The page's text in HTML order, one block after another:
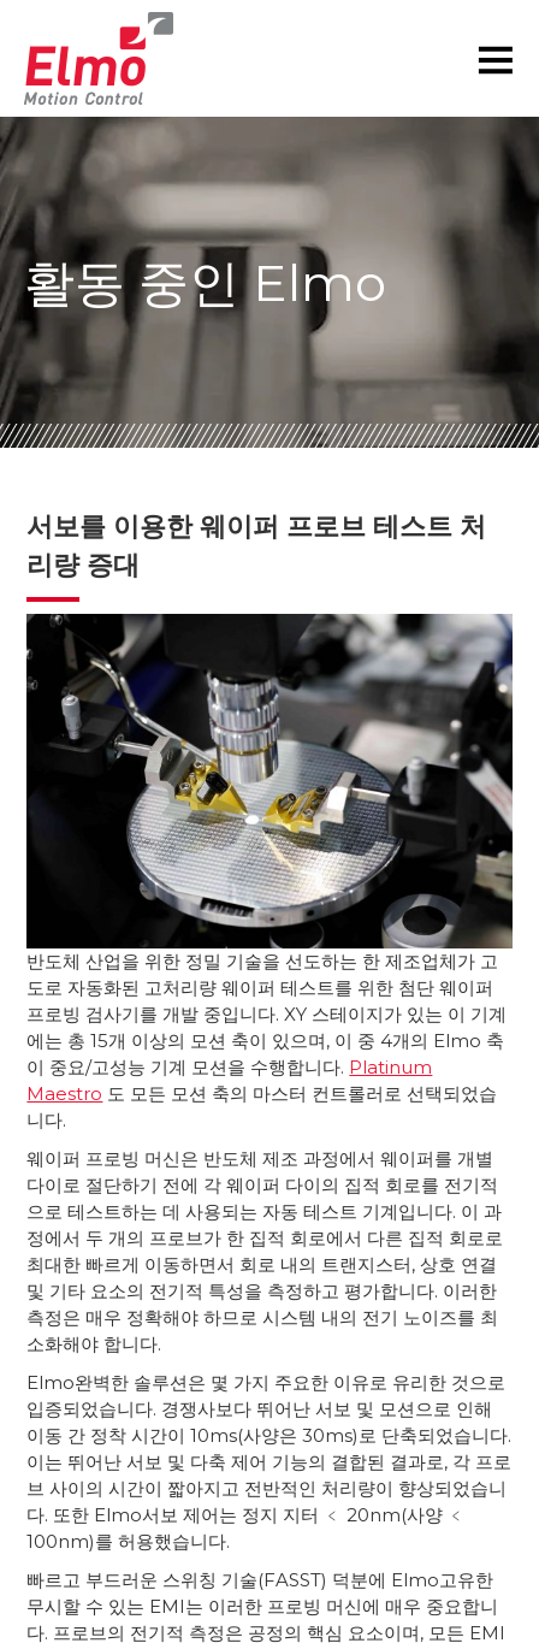
활동 중인 Elmo
서보를 이용한 웨이퍼 프로브 테스트 처
리량 증대
반도체 산업을 위한 정밀 기술을 선도하는 한 제조업체가 고
도로 자동화된 고처리량 웨이퍼 테스트를 위한 첨단 웨이퍼
프로빙 검사기를 개발 중입니다. XY 스테이지가 있는 이 기계
에는 총 15개 이상의 모션 축이 있으며, 이 중 4개의 Elmo 축
이 중요/고성능 기계 모션을 수행합니다. Platinum
Maestro 도 모든 모션 축의 마스터 컨트롤러로 선택되었습
니다.
웨이퍼 프로빙 머신은 반도체 제조 과정에서 웨이퍼를 개별
다이로 절단하기 전에 각 웨이퍼 다이의 집적 회로를 전기적
으로 테스트하는 데 사용되는 자동 테스트 기계입니다. 이 과
정에서 두 개의 프로브가 한 집적 회로에서 다른 집적 회로로
최대한 빠르게 이동하면서 회로 내의 트랜지스터, 상호 연결
및 기타 요소의 전기적 특성을 측정하고 평가합니다. 이러한
측정은 매우 정확해야 하므로 시스템 내의 전기 노이즈를 최
소화해야 합니다.
Elmo완벽한 솔루션은 몇 가지 주요한 이유로 유리한 것으로
입증되었습니다. 경쟁사보다 뛰어난 서보 및 모션으로 인해
이동 간 정착 시간이 10ms(사양은 30ms)로 단축되었습니다.
이는 뛰어난 서보 및 다축 제어 기능의 결합된 결과로, 각 프로
브 사이의 시간이 짧아지고 전반적인 처리량이 향상되었습니
다. 또한 Elmo서보 제어는 정지 지터 ﹤ 20nm(사양 ﹤
100nm)를 허용했습니다.
빠르고 부드러운 스위칭 기술(FASST) 덕분에 Elmo고유한
무시할 수 있는 EMI는 이러한 프로빙 머신에 매우 중요합니
다. 프로브의 전기적 측정은 공정의 핵심 요소이며, 모든 EMI